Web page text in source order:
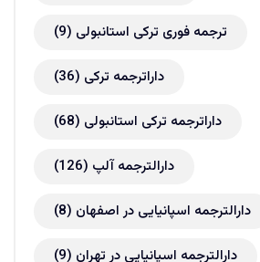
ترجمه فوری ترکی استانبولی (9)
داراترجمه ترکی (36)
داراترجمه ترکی استانبولی (68)
دارالترجمه آلپ (126)
دارالترجمه اسپانیایی در اصفهان (8)
دارالترجمه اسپانیایی در تهران (9)